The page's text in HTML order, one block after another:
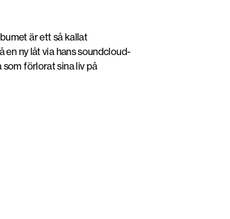
är ett så kallat
en ny låt via hans soundcloud-
som förlorat sina liv på